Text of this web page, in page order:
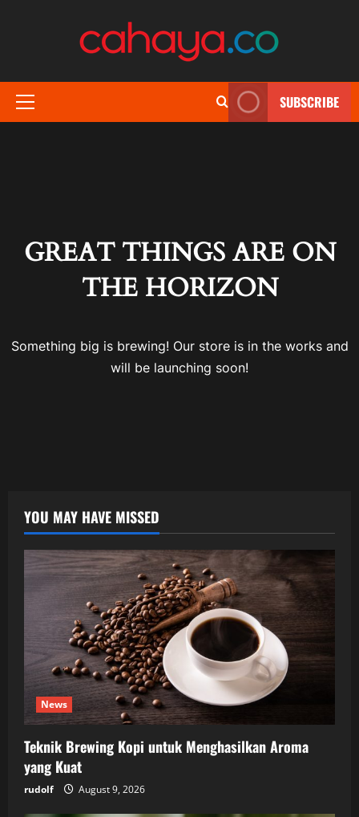
Primary
SUBSCRIBE
GREAT THINGS ARE ON
THE HORIZON
Something big is brewing! Our store is in the works and
will be launching soon!
YOU MAY HAVE MISSED
News
Teknik Brewing Kopi untuk Menghasilkan Aroma
yang Kuat
rudolf August 9, 2026